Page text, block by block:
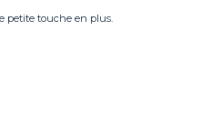
petite touche en plus.